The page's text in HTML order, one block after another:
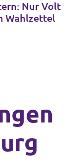
Nur Volt
Wahlzettel